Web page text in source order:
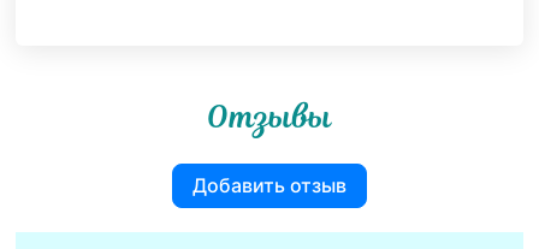
Отзывы
Добавить отзыв